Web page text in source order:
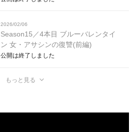
2026/02/06
Season15／4本目 ブルーバレンタイ
ン 女・アサシンの復讐(前編)
公開は終了しました
もっと見る